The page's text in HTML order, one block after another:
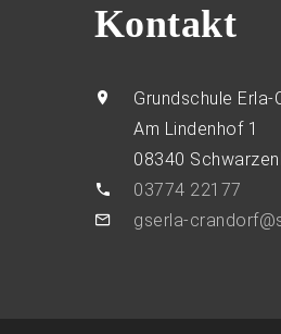
Kontakt
Grundschule Erla-
Am Lindenhof 1
08340
03774 22177
gserla-